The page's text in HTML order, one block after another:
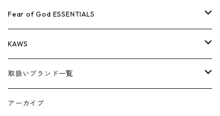
小物
コラボレーション
×THE NORTH FACE
×COMME des GARCONS
シーズンアイテム
26SS
BOX LOGOアイテム
シューズ
小物
バッグ
シューズ
小物
キャップ・ハット
バッグ
シューズ
小物
パンツ
キャップ・ハット
バッグ
シューズ
ジャケット
パンツ
キャップ
バッグ
シャツ
ジャケット
パンツ
キャップ・ハット
スウェット/ニット
シャツ
ジャケット
パンツ
AIR JORDAN 1
AIR JORDAN 3
アパレル・小物
Tシャツ
ロンTEE
スウェット/ニット
ジャケット
Fear of God ESSENTIALS
Tシャツ
ロンTEE
スウェット/ニット
KAWS
アパレル
小物
取扱いブランド一覧
A
アーカイブ